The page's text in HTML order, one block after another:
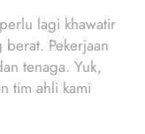
lagi khawatir
Pekerjaan
tenaga. Yuk,
tim ahli kami